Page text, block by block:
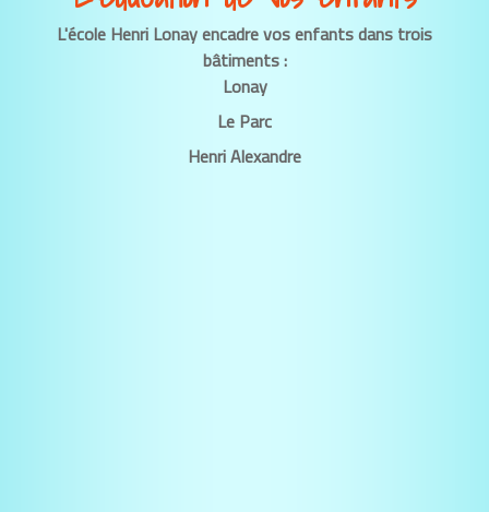
L'école Henri Lonay encadre vos enfants dans trois
bâtiments :
Lonay
Le Parc
Henri Alexandre